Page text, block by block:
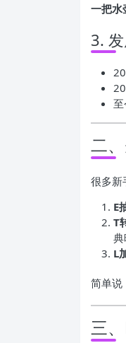
一把水
3.
二
很多新
E
T
L
简单说
三